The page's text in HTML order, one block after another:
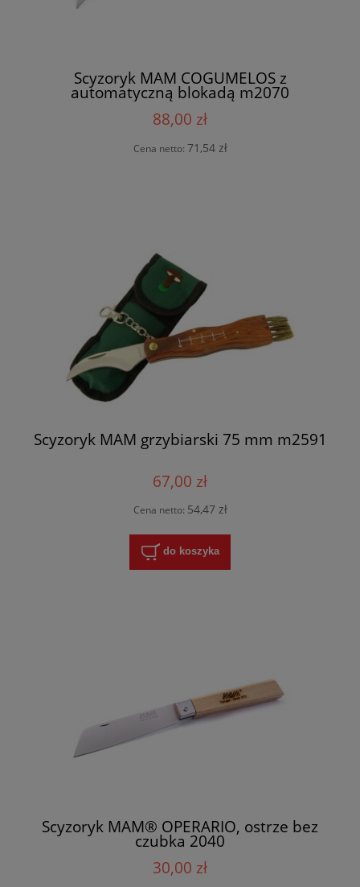
Scyzoryk MAM COGUMELOS z
automatyczną blokadą m2070
88,00 zł
Cena netto: 71,54 zł
Scyzoryk MAM grzybiarski 75 mm m2591
67,00 zł
Cena netto: 54,47 zł
do koszyka
Scyzoryk MAM® OPERARIO, ostrze bez
czubka 2040
30,00 zł